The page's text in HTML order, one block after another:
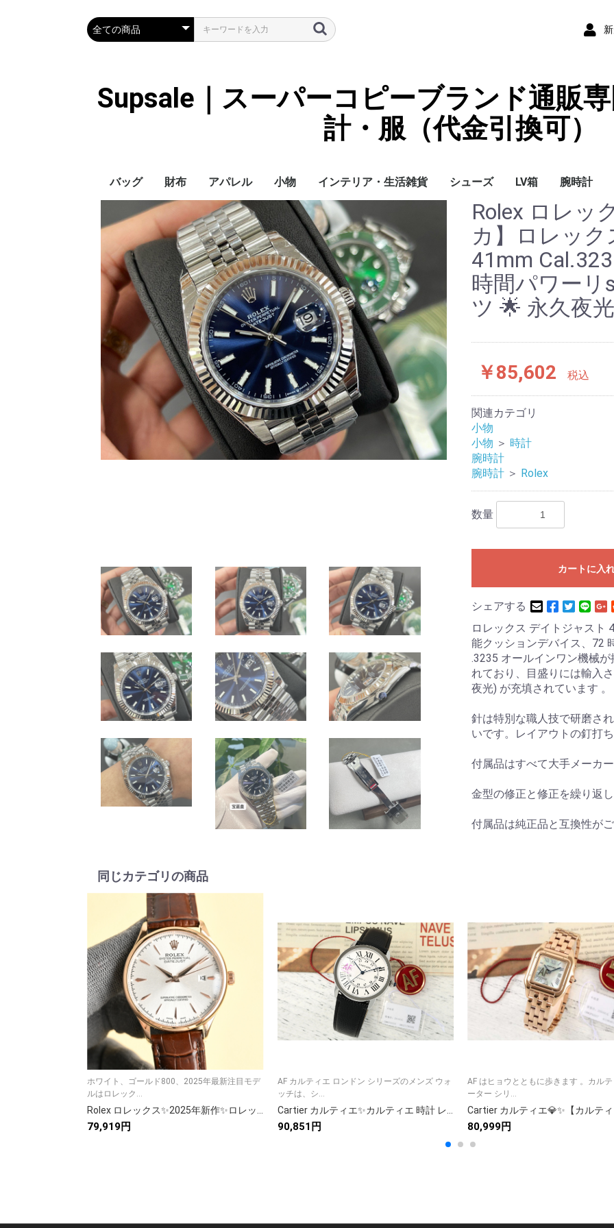
Supsale｜スーパーコピーブランド通販
計・服（代金引換可）
バッグ
Hermes
LOUIS VUITTON
Chanel
Loewe
Celine
Dior
Gucci
Fendi
Prada
Balenciaga
MiuMiu
財布
HERMES
CHANEL
LOUIS VUITTON
Celine
YSL
Miu Miu
Prada
Gucci
Fendi
アパレル
ハイブランド
Supreme
Miu Miu
アウター
LOUIS VUITTON
MONCLER
Adidas
THE NORTH FACE
CHANEL
𝗖𝗔𝗡𝗔𝗗𝗔 𝗚𝗢𝗢𝗦𝗘
DIOR
GUCCI
VERSACE
BALENCIAGA
FENDI
子供服切れ
小物
ぼうし
ネクタイ
ハンカチ
スマホケース
サングラス・アイウェ
ア
アクセサリー
マフラー/スカーフ
傘 LOUIS VUITTON
LINEID：0109shop
バッグチャーム
バッグストラップ
カード（コイン）ケー
ス
キーケース
時計
手袋
ヘアアクセサリー
インテリア・生活雑貨
寝具
ブランケット
カーペット絨毯
クッションカバー/ク
ッション
小物入れ収納ボックス
バスタオル
QRコード
シューズ
レディース/女性用
メンズ/男性用
Gucci
Chanel
LV箱 腕時計
Omega
Rolex
Cartier
Chanel
Rolex ロレッ
カ】ロレッ
41mm
時間パワーリ
ツ 🌟 永久夜光
￥85,602 税込
関連カテゴリ
小物
小物 ＞ 時計
腕時計
腕時計 ＞ Rolex
数量
カートに入
シェアする
ロレックス デイトジャスト
能クッションデバイス、72
.3235 オールインワン機械
れており、目盛りには輸入
夜光) が充填されています 。
針は特別な職人技で研磨さ
いです。レイアウトの釘打
付属品はすべて大手メーカ
金型の修正と修正を繰り返
付属品は純正品と互換性が
同じカテゴリの商品
ホワイト、ゴールド800、2025年最新注目モデ
ルはロレック...
79,919円
AF カルティエ ロンドン シリーズのメンズ ウォ
ッチは、シ...
90,851円
AF はヒョウとともに歩きます 。カル
ーター シリ...
80,999円